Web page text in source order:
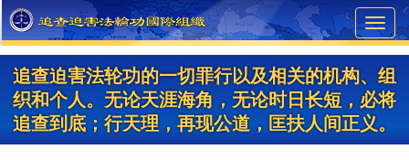
Skip
to
main
content
追查迫害法轮功的一切罪行以及相关的机构、组
织和个人。无论天涯海角，无论时日长短，必将
追查到底；行天理，再现公道，匡扶人间正义。